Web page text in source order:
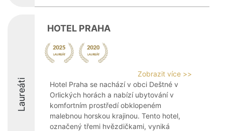
Laureáti
HOTEL PRAHA
Zobrazit více >>
Hotel Praha se nachází v obci Deštné v
Orlických horách a nabízí ubytování v
komfortním prostředí obklopeném
malebnou horskou krajinou. Tento hotel,
označený třemi hvězdičkami, vyniká